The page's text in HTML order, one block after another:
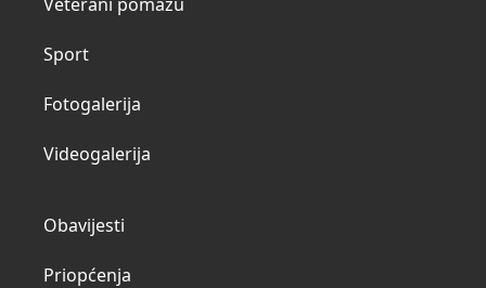
Sport
Fotogalerija
Videogalerija
Obavijesti
Priopćenja